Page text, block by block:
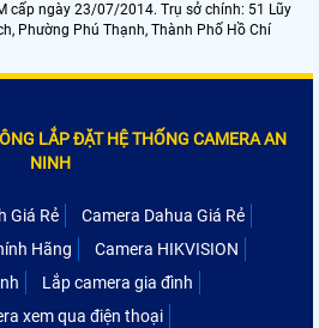
cấp ngày 23/07/2014. Trụ sở chính: 51 Lũy
Phường Phú Thạnh, Thành Phố Hồ Chí
LẮP ĐẶT HỆ THỐNG CAMERA AN
NINH
Giá Rẻ
Camera Dahua Giá Rẻ
Hãng
Camera HIKVISION
Lắp camera gia đình
xem qua điện thoại